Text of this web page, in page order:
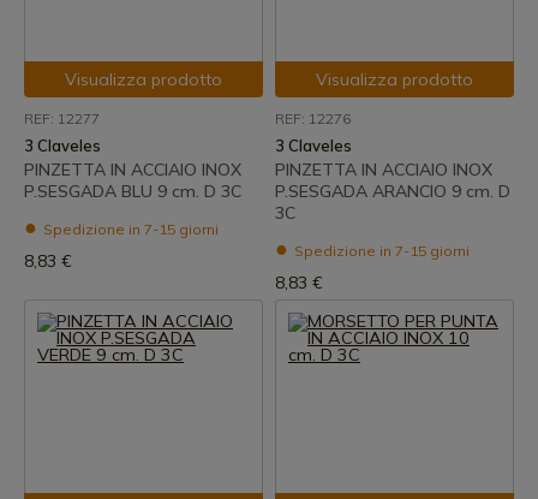
Visualizza prodotto
REF: 12277
3 Claveles
PINZETTA IN ACCIAIO INOX
P.SESGADA BLU 9 cm. D 3C
Spedizione in 7-15 giorni
8,83 €
Visualizza prodotto
REF: 12276
3 Claveles
PINZETTA IN ACCIAIO INOX
P.SESGADA ARANCIO 9 cm. D
3C
Spedizione in 7-15 giorni
8,83 €